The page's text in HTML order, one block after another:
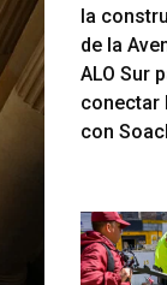
la
de la
ALO Sur
conectar
con